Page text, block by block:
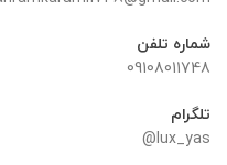
شماره تلفن
09108011748
تلگرام
lux_yas@